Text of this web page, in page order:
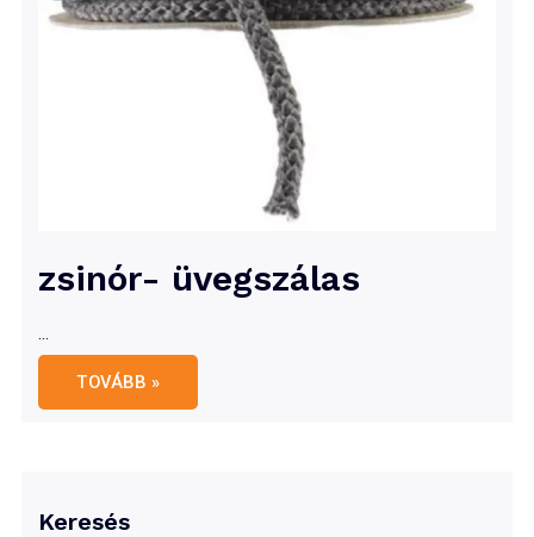
zsinór- üvegszálas
zsinór-
üvegszálas
TOVÁBB »
Keresés